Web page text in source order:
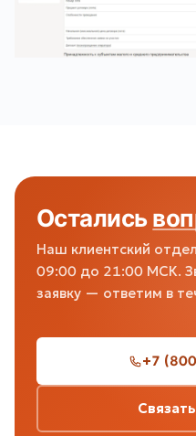
Остались
Наш клиентский
09:00 до 21:00 МСК.
заявку — ответим в
+7